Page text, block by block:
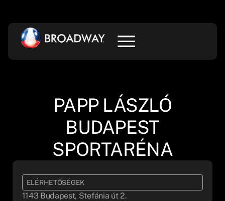
PAPP LÁSZLÓ
BUDAPEST
SPORTARÉNA
ELÉRHETŐSÉGEK
1143 Budapest, Stefánia út 2.